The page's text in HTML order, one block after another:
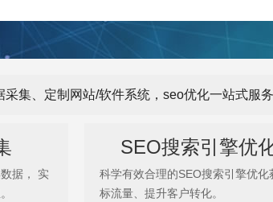
集、定制网站/软件系统，seo优化一站式服
据， 实
SEO搜索引擎优
科学有效合理的SEO搜索引擎优化
标流量、提升客户转化。